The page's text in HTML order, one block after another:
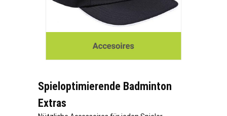
Spieloptimierende Badminton
Extras